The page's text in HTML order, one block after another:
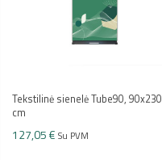
Tekstilinė sienelė Tube90, 90x230
cm
127,05 € Su PVM